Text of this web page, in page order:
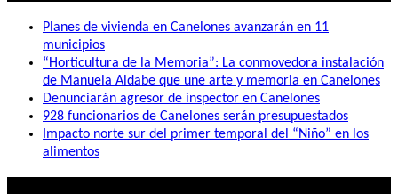
Planes de vivienda en Canelones avanzarán en 11
municipios
“Horticultura de la Memoria”: La conmovedora instalación
de Manuela Aldabe que une arte y memoria en Canelones
Denunciarán agresor de inspector en Canelones
928 funcionarios de Canelones serán presupuestados
Impacto norte sur del primer temporal del “Niño” en los
alimentos